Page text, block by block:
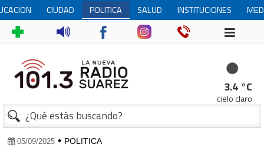
CIUDAD POLITICA SALUD INSTITUCIONES
3.4 °C
cielo claro
05/09/2025• POLITICA